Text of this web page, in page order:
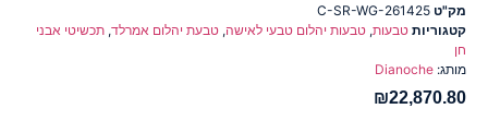
מק"ט C-SR-WG-261425
קטגוריות טבעות, טבעות יהלום טבעי לאישה, טבעת יהלום אמרלד, תכשיטי אבני
חן
מותג: Dianoche
₪22,870.80